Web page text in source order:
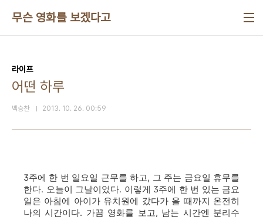
무슨 영화를 보겠다고
라이프
어떤 하루
백승찬 2013. 10. 26. 00:59
3주에 한 번 일요일 근무를 하고, 그 주는 금요일 휴무를
한다. 오늘이 그날이었다. 이렇게 3주에 한 번 있는 금요
일은 아침에 아이가 유치원에 갔다가 올 때까지 온전히
나의 시간이다. 가끔 영화를 보고, 남는 시간엔 분리수